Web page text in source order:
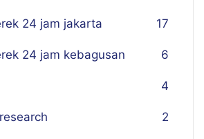
24 jam jakarta 17
24 jam kebagusan 6
4
2